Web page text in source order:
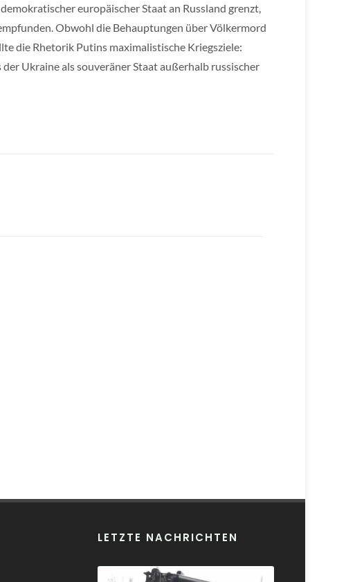
europäischer Staat an Russland grenzt,
Obwohl die Behauptungen über Völkermord
die Rhetorik Putins maximalistische Kriegsziele:
Ukraine als souveräner Staat außerhalb russischer
LETZTE NACHRICHTEN